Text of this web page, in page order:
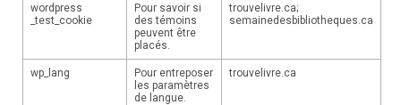
wordpress
_test_cookie
Pour savoir si
des témoins
peuvent être
placés.
trouvelivre.ca;
semainedesbibliotheques.ca
wp_lang
Pour entreposer
les paramètres
de langue.
trouvelivre.ca